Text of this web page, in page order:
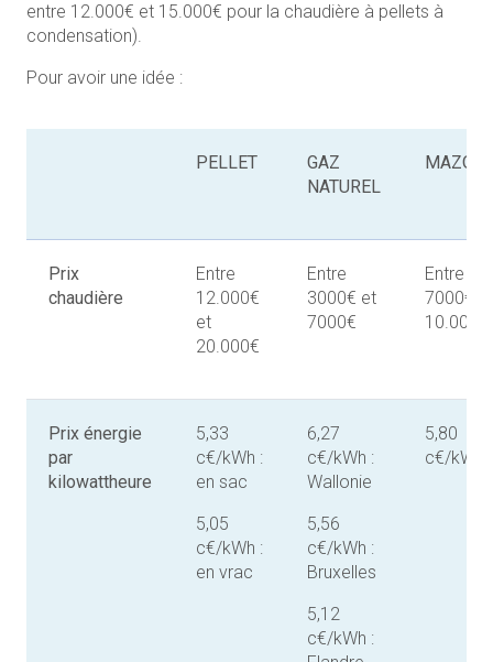
entre 12.000€ et 15.000€ pour la chaudière à pellets à
condensation).
Pour avoir une idée :
PELLET
GAZ
NATUREL
Prix
chaudière
Entre
12.000€
et
20.000€
Entre
3000€ et
7000€
Entre
7000€ et
10.000€
Prix énergie
par
kilowattheure
5,33
c€/kWh :
en sac
5,05
c€/kWh :
en vrac
6,27
c€/kWh :
Wallonie
5,56
c€/kWh :
Bruxelles
5,12
c€/kWh :
5,80
c€/kWh